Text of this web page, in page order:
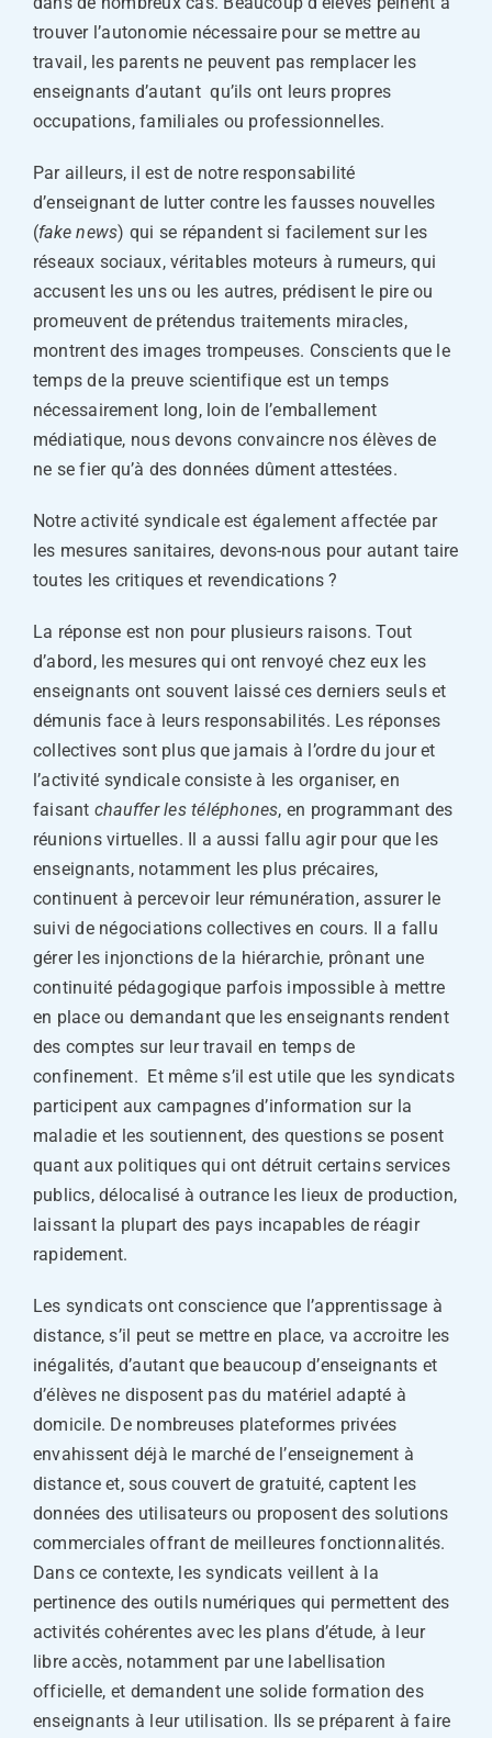
trouver l’autonomie nécessaire pour se mettre au
travail, les parents ne peuvent pas remplacer les
enseignants d’autant qu’ils ont leurs propres
occupations, familiales ou professionnelles.
Par ailleurs, il est de notre responsabilité
d’enseignant de lutter contre les fausses nouvelles
(fake news) qui se répandent si facilement sur les
réseaux sociaux, véritables moteurs à rumeurs, qui
accusent les uns ou les autres, prédisent le pire ou
promeuvent de prétendus traitements miracles,
montrent des images trompeuses. Conscients que le
temps de la preuve scientifique est un temps
nécessairement long, loin de l’emballement
médiatique, nous devons convaincre nos élèves de
ne se fier qu’à des données dûment attestées.
Notre activité syndicale est également affectée par
les mesures sanitaires, devons-nous pour autant taire
toutes les critiques et revendications ?
La réponse est non pour plusieurs raisons. Tout
d’abord, les mesures qui ont renvoyé chez eux les
enseignants ont souvent laissé ces derniers seuls et
démunis face à leurs responsabilités. Les réponses
collectives sont plus que jamais à l’ordre du jour et
l’activité syndicale consiste à les organiser, en
faisant chauffer les téléphones, en programmant des
réunions virtuelles. Il a aussi fallu agir pour que les
enseignants, notamment les plus précaires,
continuent à percevoir leur rémunération, assurer le
suivi de négociations collectives en cours. Il a fallu
gérer les injonctions de la hiérarchie, prônant une
continuité pédagogique parfois impossible à mettre
en place ou demandant que les enseignants rendent
des comptes sur leur travail en temps de
confinement. Et même s’il est utile que les syndicats
participent aux campagnes d’information sur la
maladie et les soutiennent, des questions se posent
quant aux politiques qui ont détruit certains services
publics, délocalisé à outrance les lieux de production,
laissant la plupart des pays incapables de réagir
rapidement.
Les syndicats ont conscience que l’apprentissage à
distance, s’il peut se mettre en place, va accroitre les
inégalités, d’autant que beaucoup d’enseignants et
d’élèves ne disposent pas du matériel adapté à
domicile. De nombreuses plateformes privées
envahissent déjà le marché de l’enseignement à
distance et, sous couvert de gratuité, captent les
données des utilisateurs ou proposent des solutions
commerciales offrant de meilleures fonctionnalités.
Dans ce contexte, les syndicats veillent à la
pertinence des outils numériques qui permettent des
activités cohérentes avec les plans d’étude, à leur
libre accès, notamment par une labellisation
officielle, et demandent une solide formation des
enseignants à leur utilisation. Ils se préparent à faire